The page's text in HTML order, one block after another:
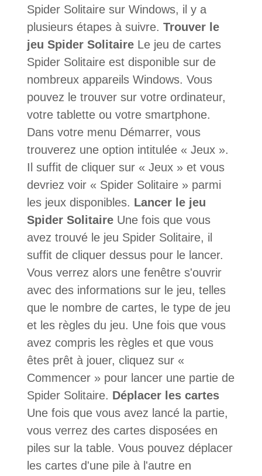
Spider Solitaire sur Windows, il y a
plusieurs étapes à suivre. Trouver le
jeu Spider SolitaireLe jeu de cartes
Spider Solitaire est disponible sur de
nombreux appareils Windows. Vous
pouvez le trouver sur votre ordinateur,
votre tablette ou votre smartphone.
Dans votre menu Démarrer, vous
trouverez une option intitulée « Jeux ».
Il suffit de cliquer sur « Jeux » et vous
devriez voir « Spider Solitaire » parmi
les jeux disponibles. Lancer le jeu
Spider SolitaireUne fois que vous
avez trouvé le jeu Spider Solitaire, il
suffit de cliquer dessus pour le lancer.
Vous verrez alors une fenêtre s'ouvrir
avec des informations sur le jeu, telles
que le nombre de cartes, le type de jeu
et les règles du jeu. Une fois que vous
avez compris les règles et que vous
êtes prêt à jouer, cliquez sur «
Commencer » pour lancer une partie de
Spider Solitaire. Déplacer les cartes
Une fois que vous avez lancé la partie,
vous verrez des cartes disposées en
piles sur la table. Vous pouvez déplacer
les cartes d'une pile à l'autre en